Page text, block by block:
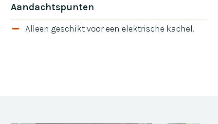
Aandachtspunten
Alleen geschikt voor een elektrische kachel.